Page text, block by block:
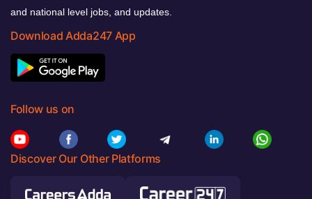
and national level jobs, and updates.
Download Adda247 App
Follow us on
Discover Our Other Platforms